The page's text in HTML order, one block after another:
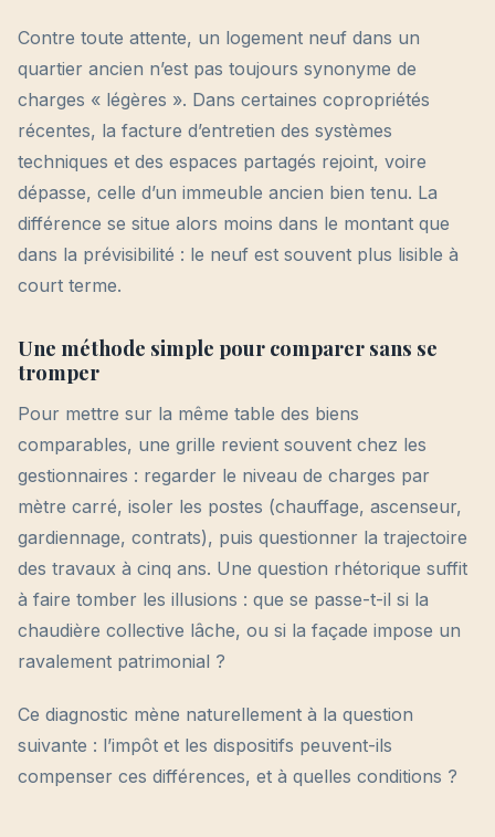
Contre toute attente, un logement neuf dans un
quartier ancien n’est pas toujours synonyme de
charges « légères ». Dans certaines copropriétés
récentes, la facture d’entretien des systèmes
techniques et des espaces partagés rejoint, voire
dépasse, celle d’un immeuble ancien bien tenu. La
différence se situe alors moins dans le montant que
dans la prévisibilité : le neuf est souvent plus lisible à
court terme.
Une méthode simple pour comparer sans se
tromper
Pour mettre sur la même table des biens
comparables, une grille revient souvent chez les
gestionnaires : regarder le niveau de charges par
mètre carré, isoler les postes (chauffage, ascenseur,
gardiennage, contrats), puis questionner la trajectoire
des travaux à cinq ans. Une question rhétorique suffit
à faire tomber les illusions : que se passe-t-il si la
chaudière collective lâche, ou si la façade impose un
ravalement patrimonial ?
Ce diagnostic mène naturellement à la question
suivante : l’impôt et les dispositifs peuvent-ils
compenser ces différences, et à quelles conditions ?